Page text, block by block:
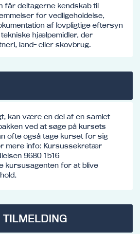
får deltagerne kendskab til
for vedligeholdelse,
af lovpligtige eftersyn
hjælpemidler, der
land- eller skovbrug.
kan være en del af en samlet
ved at søge på kursets
ofte også tage kurset for sig
mere info: Kursussekretær
9680 1516
kursusagenten for at blive